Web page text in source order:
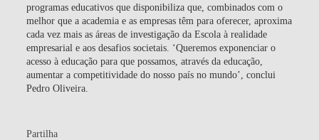
programas educativos que disponibiliza que, combinados com o
melhor que a academia e as empresas têm para oferecer, aproxima
cada vez mais as áreas de investigação da Escola à realidade
empresarial e aos desafios societais. ‘Queremos exponenciar o
acesso à educação para que possamos, através da educação,
aumentar a competitividade do nosso país no mundo’, conclui
Pedro Oliveira.
Partilha